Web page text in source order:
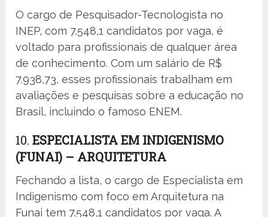
O cargo de Pesquisador-Tecnologista no
INEP, com 7.548,1 candidatos por vaga, é
voltado para profissionais de qualquer área
de conhecimento. Com um salário de R$
7.938,73, esses profissionais trabalham em
avaliações e pesquisas sobre a educação no
Brasil, incluindo o famoso ENEM.
10.ESPECIALISTA EM INDIGENISMO
(FUNAI) – ARQUITETURA
Fechando a lista, o cargo de Especialista em
Indigenismo com foco em Arquitetura na
Funai tem 7.548,1 candidatos por vaga. A